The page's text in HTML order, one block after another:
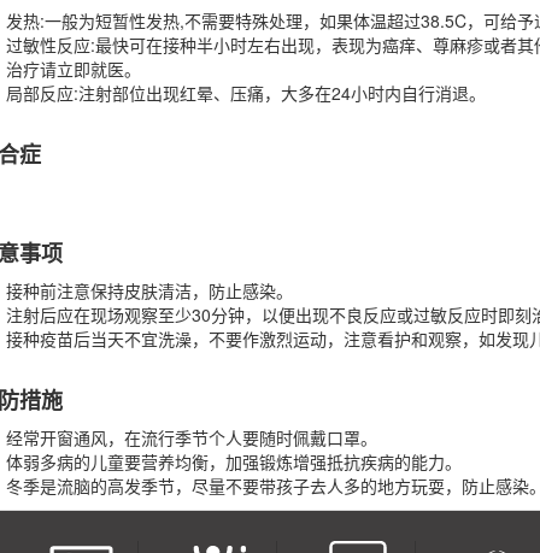
发热:一般为短暂性发热,不需要特殊处理，如果体温超过38.5C，可给
过敏性反应:最快可在接种半小时左右出现，表现为癌痒、尊麻疹或者
治疗请立即就医。
局部反应:注射部位出现红晕、压痛，大多在24小时内自行消退。
症
事项
接种前注意保持皮肤清洁，防止感染。
注射后应在现场观察至少30分钟，以便出现不良反应或过敏反应时即刻
接种疫苗后当天不宜洗澡，不要作激烈运动，注意看护和观察，如发
措施
经常开窗通风，在流行季节个人要随时佩戴口罩。
体弱多病的儿童要营养均衡，加强锻炼增强抵抗疾病的能力。
冬季是流脑的高发季节，尽量不要带孩子去人多的地方玩耍，防止感染